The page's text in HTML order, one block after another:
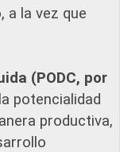
a la vez que
(PODC, por
potencialidad
productiva,